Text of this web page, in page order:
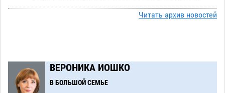
крышей за шестнадцать миллионов
06.08 291
07:38
Арендатор заплатит миллионы за порчу
Читать архив новостей
ВЕРОНИКА ИОШКО
В БОЛЬШОЙ СЕМЬЕ